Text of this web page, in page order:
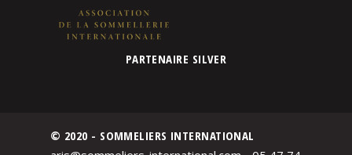
PARTENAIRE SILVER
© 2020 - SOMMELIERS INTERNATIONAL